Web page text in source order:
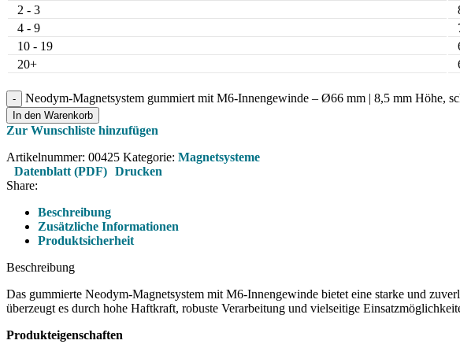
2 - 3
4 - 9
10 - 19
20+
Neodym-Magnetsystem gummiert mit M6-Innengewinde – Ø66 mm | 8,5 mm Höhe,
In den Warenkorb
Zur Wunschliste hinzufügen
Artikelnummer: 00425 Kategorie: Magnetsysteme
Datenblatt (PDF) Drucken
Share:
Beschreibung
Zusätzliche Informationen
Produktsicherheit
Beschreibung
Das gummierte Neodym-Magnetsystem mit M6-Innengewinde bietet eine starke und
überzeugt es durch hohe Haftkraft, robuste Verarbeitung und vielseitige
Produkteigenschaften